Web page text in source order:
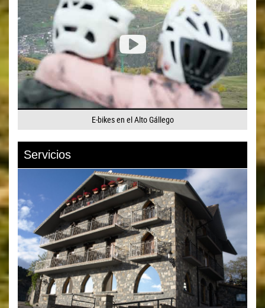
E-bikes en el Alto Gállego
Servicios